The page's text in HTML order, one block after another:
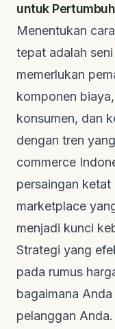
untuk
Menentukan
tepat adalah
memerlukan
komponen
konsumen, dan
dengan tren
commerce
persaingan
marketplace
menjadi kunci
Strategi yang
pada rumus
bagaimana
pelanggan